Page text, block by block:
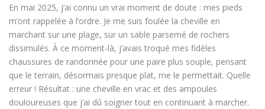
En mai 2025, j’ai connu un vrai moment de doute : mes pieds
m’ont rappelée à l’ordre. Je me suis foulée la cheville en
marchant sur une plage, sur un sable parsemé de rochers
dissimulés. À ce moment-là, j’avais troqué mes fidèles
chaussures de randonnée pour une paire plus souple, pensant
que le terrain, désormais presque plat, me le permettait. Quelle
erreur ! Résultat : une cheville en vrac et des ampoules
douloureuses que j’ai dû soigner tout en continuant à marcher.